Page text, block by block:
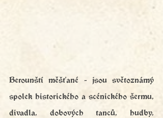
Berounští měšťané - jsou světoznámý
spolek historického a scénického šermu,
divadla, dobových tanců, hudby,